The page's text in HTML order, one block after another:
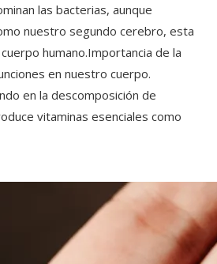
las bacterias, aunque
nuestro segundo cerebro, esta
humano.Importancia de la
en nuestro cuerpo.
en la descomposición de
vitaminas esenciales como